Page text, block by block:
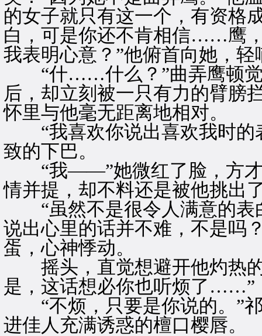
的女子就只有这一个，有资格
白，可是你还不肯相信……鹰
我表明心意？”他俯首向她，轻
“什……什么？”曲弄鹰顿觉
后，却立刻被一只有力的臂
怀里与他毫无距离地相对。
“我喜欢你说出喜欢我时的
致的下巴。
“我——”她微红了脸，方才
情并提，却不料还是被他挑出
“虽然不是很令人满意的表
说出心里的话并不难，不是吗
蛋，心神悸动。
摇头，直觉想避开他灼热的
是，这话想必你也听烦了……”
“不烦，只要是你说的。”祁
进佳人充满诱惑的檀口樱唇。